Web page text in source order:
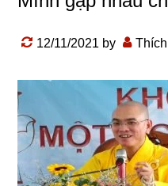
12/11/2021 by